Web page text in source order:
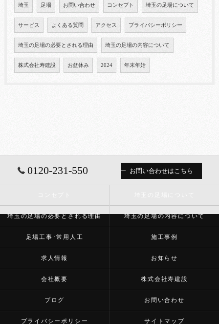
埼玉 足場 お問い合わせ コンセプト 埼玉の足場について
サービス よくある質問 アクセス プライバシーポリシー
埼玉の足場の必要とされる理由 埼玉の足場の内容について
株式会社寿建設 お盆休み 2024 年末年始
0120-231-550 お問い合わせはこちら
埼玉の足場の必要とされる理由 埼玉の足場の内容について
足場工事･常用人工 施工事例
求人情報 お知らせ
会社概要 株式会社寿建設
ブログ お問い合わせ
プライバシーポリシー サイトマップ